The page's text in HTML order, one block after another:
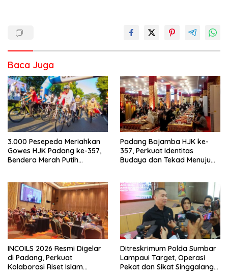
Baca Juga
3.000 Pesepeda Meriahkan
Gowes HJK Padang ke-357,
Bendera Merah Putih
Padang Bajamba HJK ke-
357, Perkuat Identitas
Budaya dan Tekad Menuju
INCOILS 2026 Resmi Digelar
di Padang, Perkuat
Kolaborasi Riset Islam
Ditreskrimum Polda Sumbar
Lampaui Target, Operasi
Pekat dan Sikat Singgalang